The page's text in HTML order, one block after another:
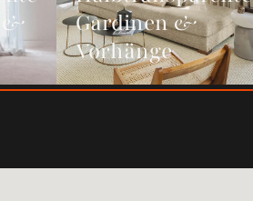
&
Gardinen &
Vorhänge